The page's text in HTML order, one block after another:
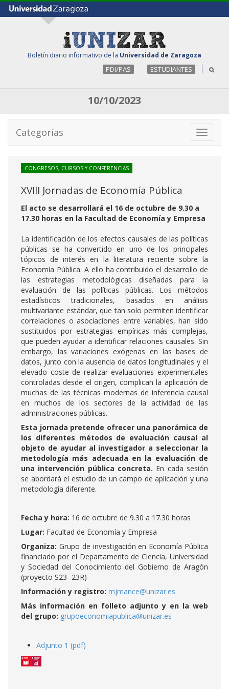
Boletín diario informativo de la Universidad de Zaragoza
PDI/PAS ESTUDIANTES
10/10/2023
Toggle
Categorías
CONGRESOS, CURSOS Y CONFERENCIAS
XVIII Jornadas de Economía Pública
El acto se desarrollará el 16 de octubre de 9.30 a
17.30 horas en la Facultad de Economía y Empresa
La identificación de los efectos causales de las políticas
públicas se ha convertido en uno de los principales
tópicos de interés en la literatura reciente sobre la
Economía Pública. A ello ha contribuido el desarrollo de
las estrategias metodológicas diseñadas para la
evaluación de las políticas públicas. Los métodos
estadísticos tradicionales, basados en análisis
multivariante estándar, que tan solo permiten identificar
correlaciones o asociaciones entre variables, han sido
sustituidos por estrategias empíricas más complejas,
que pueden ayudar a identificar relaciones causales. Sin
embargo, las variaciones exógenas en las bases de
datos, junto con la ausencia de datos longitudinales y el
elevado coste de realizar evaluaciones experimentales
controladas desde el origen, complican la aplicación de
muchas de las técnicas modernas de inferencia causal
en muchos de los sectores de la actividad de las
administraciones públicas.
Esta jornada pretende ofrecer una panorámica de
los diferentes métodos de evaluación causal al
objeto de ayudar al investigador a seleccionar la
metodología más adecuada en la evaluación de
una intervención pública concreta. En cada sesión
se abordará el estudio de un campo de aplicación y una
metodología diferente.
Fecha y hora: 16 de octubre de 9.30 a 17.30 horas
Lugar: Facultad de Economía y Empresa
Organiza: Grupo de investigación en Economía Pública
financiado por el Departamento de Ciencia, Universidad
y Sociedad del Conocimiento del Gobierno de Aragón
(proyecto S23- 23R)
Información y registro: mjmance@unizar.es
Más información en folleto adjunto y en la web
del grupo: grupoeconomiapublica@unizar.es
Adjunto 1 (pdf)